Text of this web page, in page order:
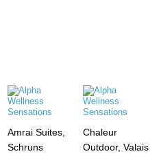
Amrai Suites,
Schruns
Chaleur
Outdoor, Valais